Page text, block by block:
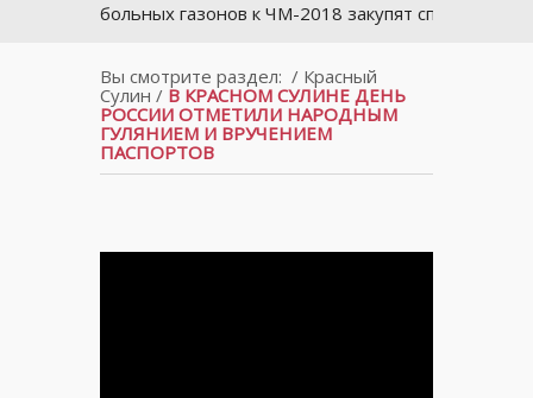
футбольных газонов к ЧМ-2018 закупят спецтехнику за 85
Вы смотрите раздел: / Красный
Сулин / В КРАСНОМ СУЛИНЕ ДЕНЬ
РОССИИ ОТМЕТИЛИ НАРОДНЫМ
ГУЛЯНИЕМ И ВРУЧЕНИЕМ
ПАСПОРТОВ